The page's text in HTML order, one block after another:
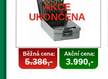
AKCE
UKONČENA
Běžná cena:
5.386,-
Akční cena:
3.990,-